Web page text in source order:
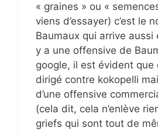
« graines » ou «
viens d’essayer) c’est le
Baumaux qui arrive aussi
y a une offensive de
google, il est évident que
dirigé contre kokopelli
d’une offensive
(cela dit, cela n’enlève
griefs qui sont tout de